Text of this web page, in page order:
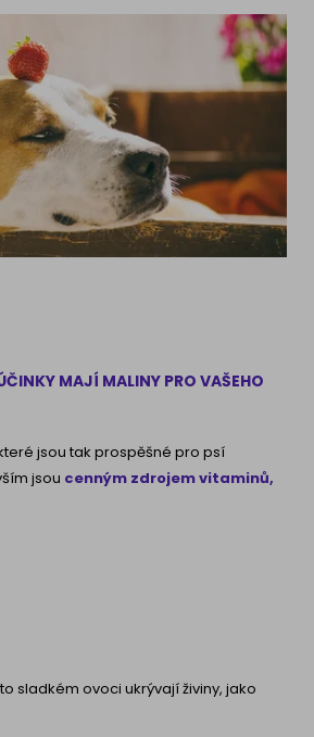
MAJÍ MALINY PRO VAŠEHO
jsou tak prospěšné pro psí
jsou cenným zdrojem vitaminů,
sladkém ovoci ukrývají živiny, jako